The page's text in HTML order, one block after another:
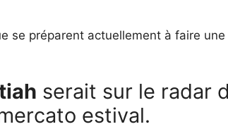
se préparent actuellement à faire
serait sur le radar
estival.